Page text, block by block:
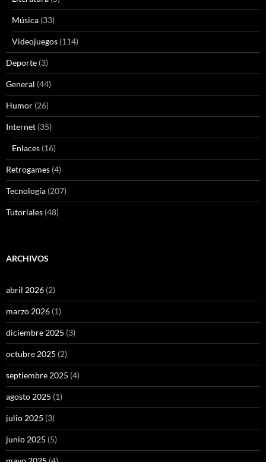
Música (33)
Videojuegos (114)
Deporte (3)
General (44)
Humor (26)
Internet (35)
Enlaces (16)
Retrogames (4)
Tecnología (207)
Tutoriales (48)
ARCHIVOS
abril 2026 (2)
marzo 2026 (1)
diciembre 2025 (3)
octubre 2025 (2)
septiembre 2025 (4)
agosto 2025 (1)
julio 2025 (3)
junio 2025 (5)